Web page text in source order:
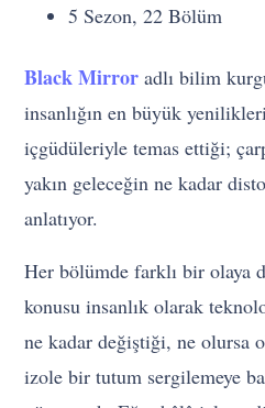
5 Sezon, 22 Bölüm
Black Mirror adlı bilim
insanlığın en büyük
içgüdüleriyle temas ettiği;
yakın geleceğin ne kadar
anlatıyor.
Her bölümde farklı bir olaya
konusu insanlık olarak
ne kadar değiştiği, ne olursa
izole bir tutum sergilemeye